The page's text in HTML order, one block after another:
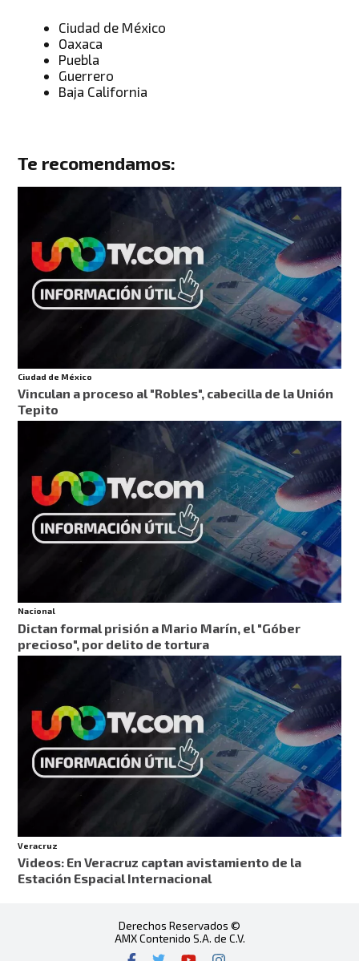
Ciudad de México
Oaxaca
Puebla
Guerrero
Baja California
Te recomendamos:
Ciudad de México
Vinculan a proceso al "Robles", cabecilla de la Unión
Tepito
Nacional
Dictan formal prisión a Mario Marín, el "Góber
precioso", por delito de tortura
Veracruz
Videos: En Veracruz captan avistamiento de la
Estación Espacial Internacional
Derechos Reservados ©
AMX Contenido S.A. de C.V.